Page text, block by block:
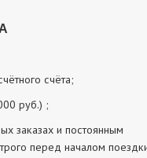
счёта;
руб.) ;
заказах и постоянным
перед началом